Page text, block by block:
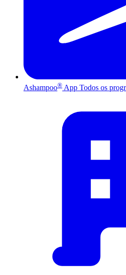
Ashampoo® App Todos os